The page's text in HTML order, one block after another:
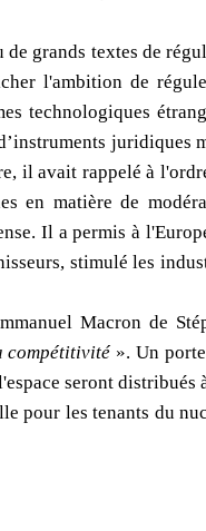
grands textes de
l'ambition de
technologiques
juridiques
il avait rappelé à
en matière de
Il a permis à
stimulé les
Macron de
compétitivité ». Un
seront distribués
pour les tenants du